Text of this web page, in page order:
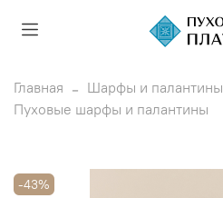
Главная
Шарфы и палантины
Пуховые шарфы и палантины
-43%